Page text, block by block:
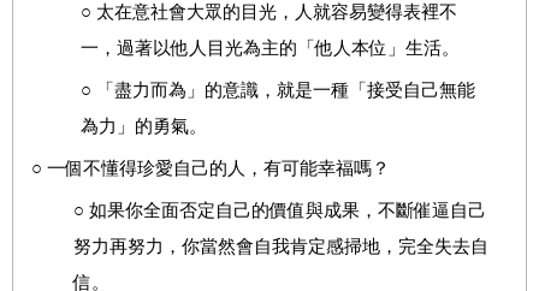
○ 太在意社會大眾的目光，人就容易變得表裡不
一，過著以他人目光為主的「他人本位」生活。
○
「盡力而為」的意識，就是一種「接受自己無能
為力」的勇氣。
○ 一個不懂得珍愛自己的人，有可能幸福嗎？
○ 如果你全面否定自己的價值與成果，不斷催逼自己
努力再努力，你當然會自我肯定感掃地，完全失去自
信。